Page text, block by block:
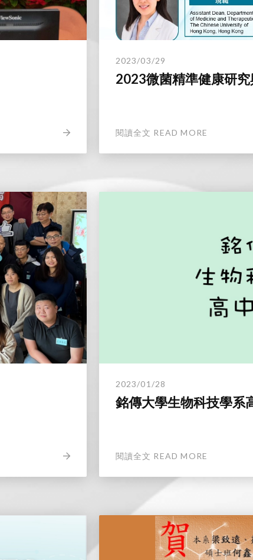
2023/03/29
2023微菌精準健康研
閱讀全文 READ MORE
2023/01/28
銘傳大學生物科技學系
閱讀全文 READ MORE